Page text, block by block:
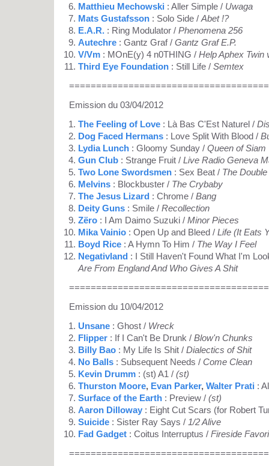
Matthieu Mechowski : Aller Simple / Uwaga
Mats Gustafsson : Solo Side / Abet !?
E.A.R. : Ring Modulator / Phenomena 256
Autechre : Gantz Graf / Gantz Graf E.P.
V/Vm : MOnE(y) 4 n0THING / Help Aphex Twin
Third Eye Foundation : Still Life / Semtex
Emission du 03/04/2012
The Feeling of Love : Là Bas C'Est Naturel /
Dog Faced Hermans : Love Split With Blood /
Lydia Lunch : Gloomy Sunday / Queen of Siam
Gun Club : Strange Fruit / Live Radio Geneva
Two Lone Swordsmen : Sex Beat / The
Melvins : Blockbuster / The Crybaby
The Jesus Lizard : Chrome / Bang
Deity Guns : Smile / Recollection
Zëro : I Am Daimo Suzuki / Minor Pieces
Mika Vainio : Open Up and Bleed / Life (It Eats
Boyd Rice : A Hymn To Him / The Way I Feel
Negativland : I Still Haven't Found What I'm
Are From England And Who Gives A Shit
Emission du 10/04/2012
Unsane : Ghost / Wreck
Flipper : If I Can't Be Drunk / Blow'n Chunks
Billy Bao : My Life Is Shit / Dialectics of Shit
No Balls : Subsequent Needs / Come Clean
Kevin Drumm : (st) A1 / (st)
Thurston Moore, Evan Parker, Walter Prati :
Surface of the Earth : Preview / (st)
Aaron Dilloway : Eight Cut Scars (for Robert
Suicide : Sister Ray Says / 1/2 Alive
Fad Gadget : Coitus Interruptus / Fireside